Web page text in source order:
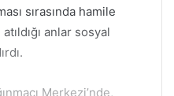
sırasında hamile
anlar sosyal
Merkezi’nde,